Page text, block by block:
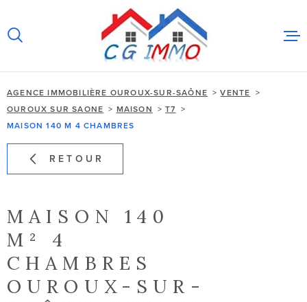
la
au
menu
au
contenu
AGENCE IMMOBILIÈRE OUROUX-SUR-SAÔNE
VENTE
OUROUX SUR SAONE
MAISON
T7
MAISON 140 M 4 CHAMBRES
RETOUR
MAISON 140
M² 4
CHAMBRES
OUROUX-SUR-